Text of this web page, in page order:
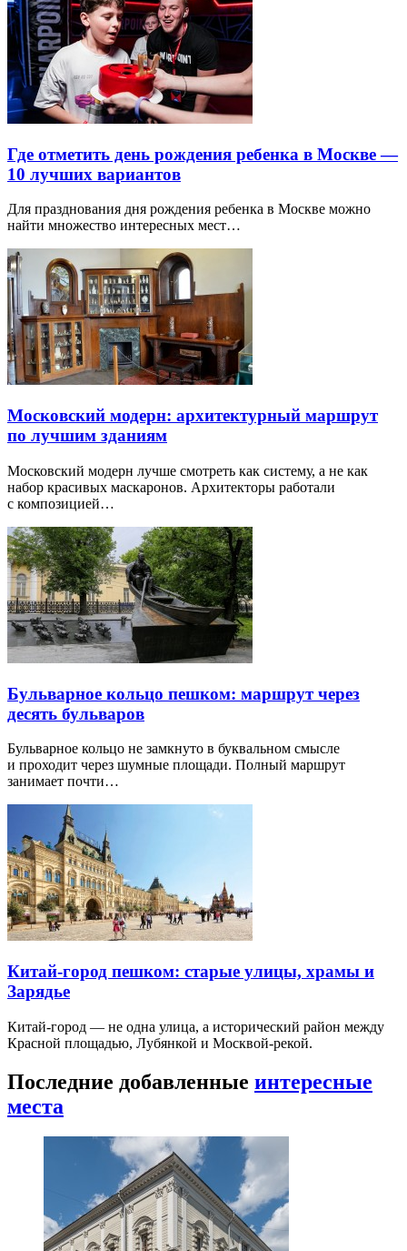
Где отметить день рождения ребенка в Москве —
10 лучших вариантов
Для празднования дня рождения ребенка в Москве можно
найти множество интересных мест…
Московский модерн: архитектурный маршрут
по лучшим зданиям
Московский модерн лучше смотреть как систему, а не как
набор красивых маскаронов. Архитекторы работали
с композицией…
Бульварное кольцо пешком: маршрут через
десять бульваров
Бульварное кольцо не замкнуто в буквальном смысле
и проходит через шумные площади. Полный маршрут
занимает почти…
Китай-город пешком: старые улицы, храмы и
Зарядье
Китай-город — не одна улица, а исторический район между
Красной площадью, Лубянкой и Москвой-рекой.
Последние добавленные интересные
места